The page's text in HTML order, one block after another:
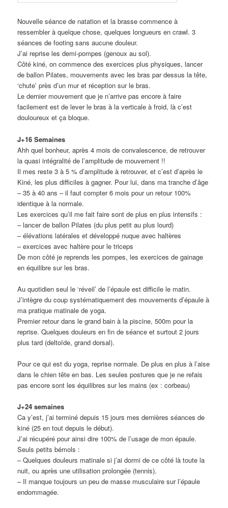
Nouvelle séance de natation et la brasse commence à
ressembler à quelque chose, quelques longueurs en crawl. 3
séances de footing sans aucune douleur.
J’ai reprise les demi-pompes (genoux au sol).
Côté kiné, on commence des exercices plus physiques, lancer
de ballon Pilates, mouvements avec les bras par dessus la tête,
‘chute’ près d’un mur et réception sur le bras.
Le dernier mouvement que je n’arrive pas encore à faire
facilement est de lever le bras à la verticale à froid, là c’est
douloureux et ça bloque.
J+16 Semaines
Ahh quel bonheur, après 4 mois de convalescence, de retrouver
la quasi intégralité de l’amplitude de mouvement !!
Il mes reste 3 à 5 % d’amplitude à retrouver, et c’est d’après le
Kiné, les plus difficiles à gagner. Pour lui, dans ma tranche d’âge
– 35 à 40 ans – il faut compter 6 mois pour un retour 100%
identique à la normale.
Les exercices qu’il me fait faire sont de plus en plus intensifs :
– lancer de ballon Pilates (du plus petit au plus lourd)
– élévations latérales et développé nuque avec haltères
– exercices avec haltère pour le triceps
De mon côté je reprends les pompes, les exercices de gainage
en équilibre sur les bras.
Au quotidien seul le ‘réveil’ de l’épaule est difficile le matin.
J’intègre du coup systématiquement des mouvements d’épaule à
ma pratique matinale de yoga.
Premier retour dans le grand bain à la piscine, 500m pour la
reprise. Quelques douleurs en fin de séance et surtout 2 jours
plus tard (deltoïde, grand dorsal).
Pour ce qui est du yoga, reprise normale. De plus en plus à l’aise
dans le chien tête en bas. Les seules postures que je ne refais
pas encore sont les équilibres sur les mains (ex : corbeau)
J+24 semaines
Ca y’est, j’ai terminé depuis 15 jours mes dernières séances de
kiné (25 en tout depuis le début).
J’ai récupéré pour ainsi dire 100% de l’usage de mon épaule.
Seuls petits bémols :
– Quelques douleurs matinale si j’ai dormi de ce côté là toute la
nuit, ou après une utilisation prolongée (tennis).
– Il manque toujours un peu de masse musculaire sur l’épaule
endommagée.